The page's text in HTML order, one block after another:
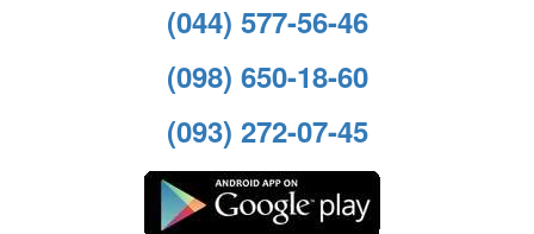
(044) 577-56-46
(098) 650-18-60
(093) 272-07-45